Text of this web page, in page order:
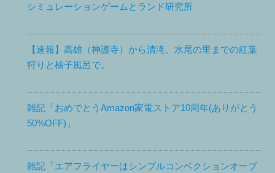
シミュレーションゲームとランド研究所
【速報】高雄（神護寺）から清滝、水尾の里までの紅葉
狩りと柚子風呂で。
雑記「おめでとうAmazon家電ストア10周年(ありがとう
50%OFF)」
雑記「エアフライヤーはシンプルコンベクションオーブ